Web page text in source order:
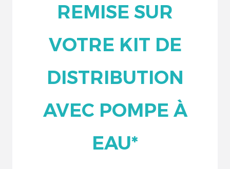
REMISE SUR
VOTRE KIT DE
DISTRIBUTION
AVEC POMPE À
EAU*